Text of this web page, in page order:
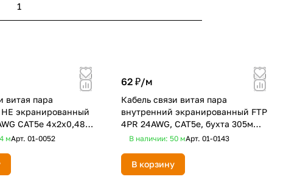
1
витая пара
экранированный
CAT5e 4х2х0,48
PROconnect
мАрт. 01-0052
62 ₽/м
Кабель связи витая пара
внутренний экранированный FTP
4PR 24AWG, CAT5e, бухта 305м
REXANT
В наличии: 50 мАрт. 01-0143
В корзину